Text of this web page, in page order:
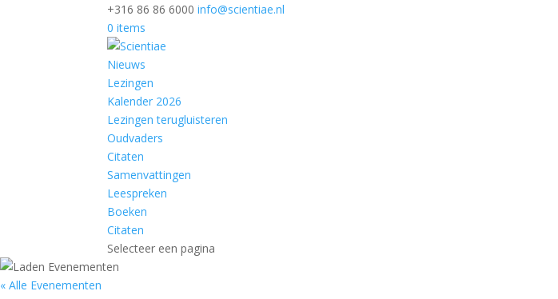
+316 86 86 6000 info@scientiae.nl
0 items
Nieuws
Lezingen
Kalender 2026
Lezingen terugluisteren
Oudvaders
Citaten
Samenvattingen
Leespreken
Boeken
Citaten
Selecteer een pagina
« Alle Evenementen